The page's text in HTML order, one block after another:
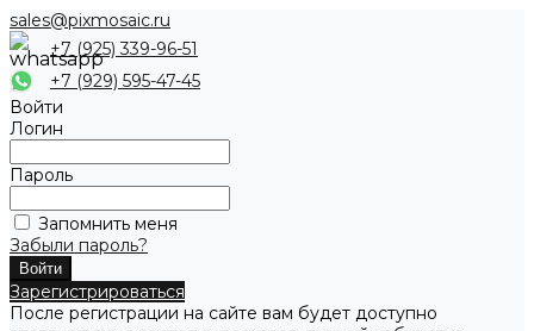
sales@pixmosaic.ru
+7 (925) 339-96-51
+7 (929) 595-47-45
Войти
Логин
Пароль
Запомнить меня
Забыли пароль?
Зарегистрироваться
После регистрации на сайте вам будет доступно